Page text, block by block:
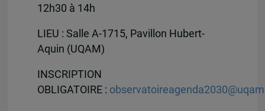
12h30 à 14h
LIEU : Salle A-1715, Pavillon Hubert-
Aquin (UQAM)
INSCRIPTION
OBLIGATOIRE :